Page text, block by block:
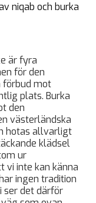
niqab och burka
är fyra
för den
förbud mot
plats. Burka
den
västerländska
hotas allvarligt
klädsel
ur
vi inte kan känna
ingen tradition
ser det därför